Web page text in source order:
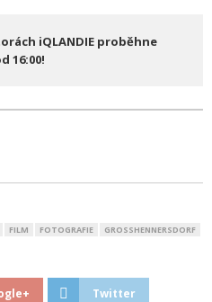
iQLANDIE proběhne
16:00!
FILM FOTOGRAFIE
GROSSHENNERSDORF
Twitter